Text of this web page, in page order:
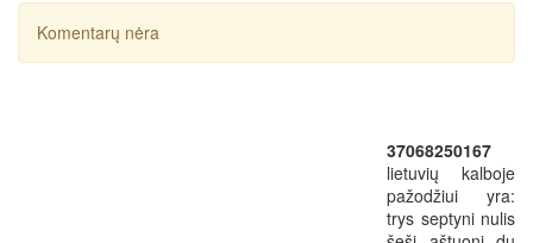
Komentarų nėra
37068250167
lietuvių kalboje
pažodžiui yra:
trys septyni nulis